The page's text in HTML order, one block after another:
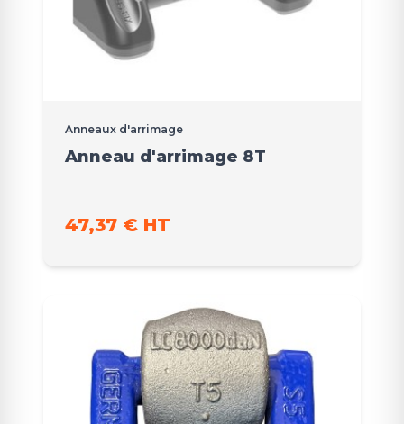
Anneaux d'arrimage
Anneau d'arrimage 8T
47,37 € HT